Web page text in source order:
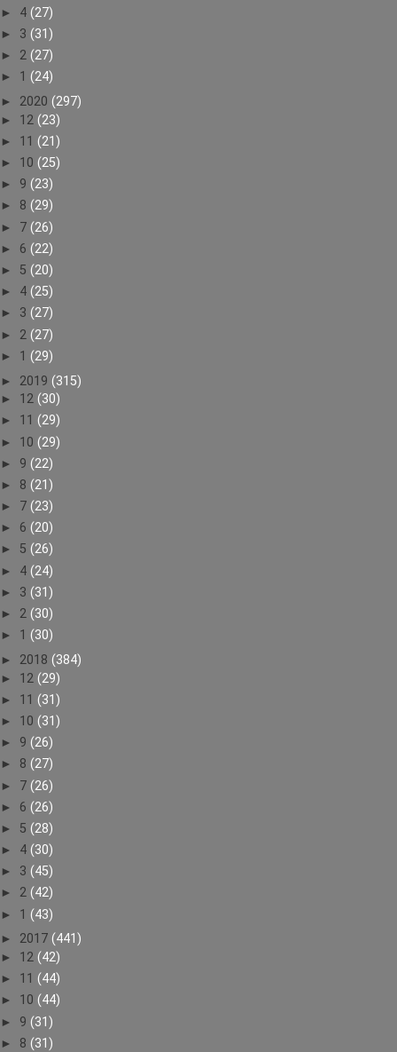
► 4 (27)
► 3 (31)
► 2 (27)
► 1 (24)
► 2020 (297)
► 12 (23)
► 11 (21)
► 10 (25)
► 9 (23)
► 8 (29)
► 7 (26)
► 6 (22)
► 5 (20)
► 4 (25)
► 3 (27)
► 2 (27)
► 1 (29)
► 2019 (315)
► 12 (30)
► 11 (29)
► 10 (29)
► 9 (22)
► 8 (21)
► 7 (23)
► 6 (20)
► 5 (26)
► 4 (24)
► 3 (31)
► 2 (30)
► 1 (30)
► 2018 (384)
► 12 (29)
► 11 (31)
► 10 (31)
► 9 (26)
► 8 (27)
► 7 (26)
► 6 (26)
► 5 (28)
► 4 (30)
► 3 (45)
► 2 (42)
► 1 (43)
► 2017 (441)
► 12 (42)
► 11 (44)
► 10 (44)
► 9 (31)
► 8 (31)